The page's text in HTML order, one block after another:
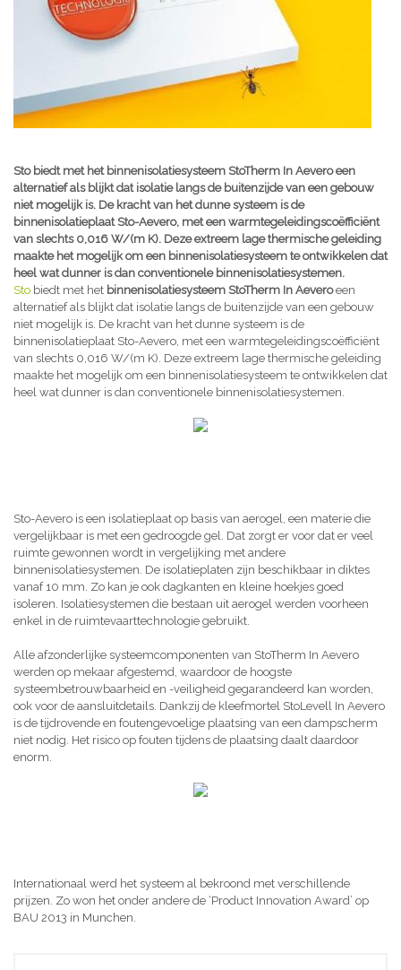
Sto biedt met het binnenisolatiesysteem StoTherm In Aevero een
alternatief als blijkt dat isolatie langs de buitenzijde van een gebouw
niet mogelijk is. De kracht van het dunne systeem is de
binnenisolatieplaat Sto-Aevero, met een warmtegeleidingscoëfficiënt
van slechts 0,016 W/(m K). Deze extreem lage thermische geleiding
maakte het mogelijk om een binnenisolatiesysteem te ontwikkelen dat
heel wat dunner is dan conventionele binnenisolatiesystemen.
Sto biedt met het binnenisolatiesysteem StoTherm In Aeveroeen
alternatief als blijkt dat isolatie langs de buitenzijde van een gebouw
niet mogelijk is. De kracht van het dunne systeem is de
binnenisolatieplaat Sto-Aevero, met een warmtegeleidingscoëfficiënt
van slechts 0,016 W/(m K). Deze extreem lage thermische geleiding
maakte het mogelijk om een binnenisolatiesysteem te ontwikkelen dat
heel wat dunner is dan conventionele binnenisolatiesystemen.
Sto-Aevero is een isolatieplaat op basis van aerogel, een materie die
vergelijkbaar is met een gedroogde gel. Dat zorgt er voor dat er veel
ruimte gewonnen wordt in vergelijking met andere
binnenisolatiesystemen. De isolatieplaten zijn beschikbaar in diktes
vanaf 10 mm. Zo kan je ook dagkanten en kleine hoekjes goed
isoleren. Isolatiesystemen die bestaan uit aerogel werden voorheen
enkel in de ruimtevaarttechnologie gebruikt.
Alle afzonderlijke systeemcomponenten van StoTherm In Aevero
werden op mekaar afgestemd, waardoor de hoogste
systeembetrouwbaarheid en -veiligheid gegarandeerd kan worden,
ook voor de aansluitdetails. Dankzij de kleefmortel StoLevell In Aevero
is de tijdrovende en foutengevoelige plaatsing van een dampscherm
niet nodig. Het risico op fouten tijdens de plaatsing daalt daardoor
enorm.
Internationaal werd het systeem al bekroond met verschillende
prijzen. Zo won het onder andere de ‘Product Innovation Award’ op
BAU 2013 in Munchen.